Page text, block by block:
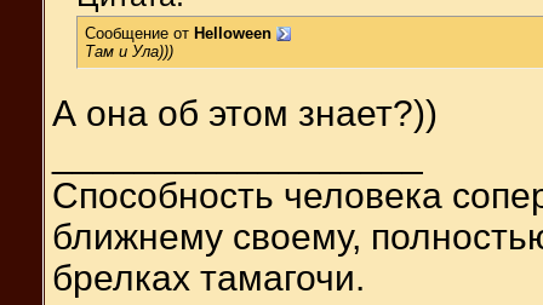
Сообщение от Helloween
Там и Ула)))
А она об этом знает?))
Способность человека
ближнему своему,
брелках тамагочи.